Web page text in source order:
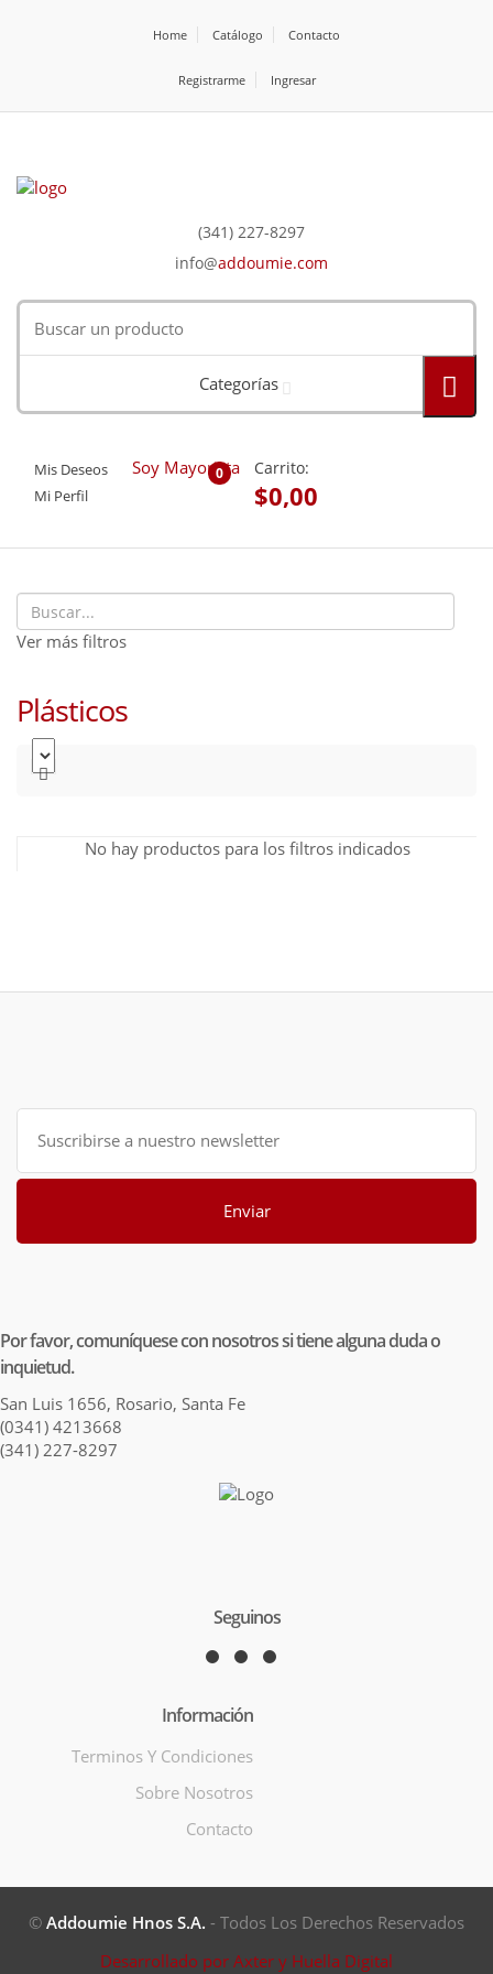
Home Catálogo Contacto
Registrarme Ingresar
(341) 227-8297
info@addoumie.com
Categorías
Mis Deseos
Mi Perfil
Soy Mayorista
0 Carrito:
$0,00
Ver más filtros
Plásticos
No hay productos para los filtros indicados
Enviar
Por favor, comuníquese con nosotros si tiene alguna duda o
inquietud.
San Luis 1656, Rosario, Santa Fe
(0341) 4213668
(341) 227-8297
Seguinos
Información
Terminos Y Condiciones
Sobre Nosotros
Contacto
© Addoumie Hnos S.A. - Todos Los Derechos Reservados
Desarrollado por Axter y Huella Digital